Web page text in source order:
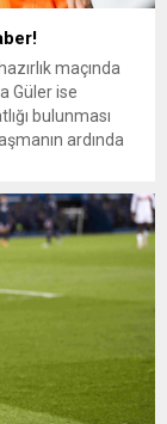
maçında
Güler ise
bulunması
ardında